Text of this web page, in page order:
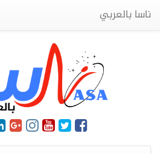
ناسا بالعربي